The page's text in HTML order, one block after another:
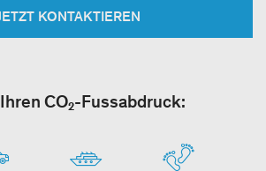
KONTAKTIEREN
CO₂-Fussabdruck: